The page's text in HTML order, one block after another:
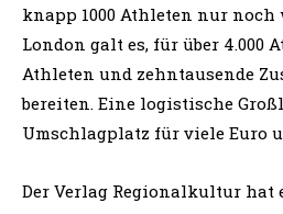
knapp 1000 Athleten nur noch
London galt es, für über 4.000
Athleten und zehntausende
bereiten. Eine logistische
Umschlagplatz für viele Euro
Der Verlag Regionalkultur hat